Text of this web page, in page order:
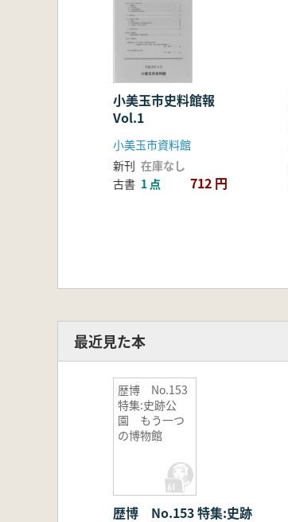
小美玉市史料館報
Vol.1
小美玉市資料館
新刊 在庫なし
古書 1 点 712 円
最近見た本
歴博 No.153
特集:史跡公
園 もう一つ
の博物館
歴博 No.153 特集:史跡